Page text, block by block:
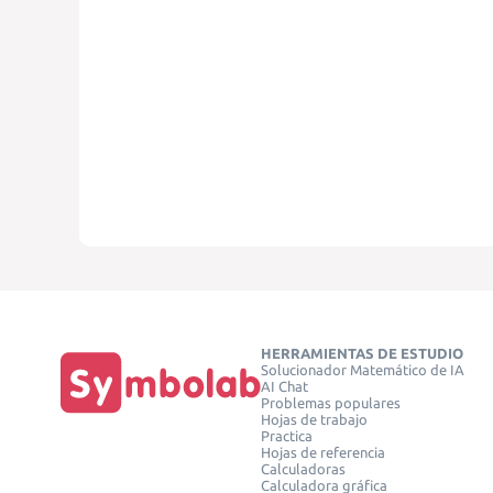
HERRAMIENTAS DE ESTUDIO
Solucionador Matemático de IA
AI Chat
Problemas populares
Hojas de trabajo
Practica
Hojas de referencia
Calculadoras
Calculadora gráfica